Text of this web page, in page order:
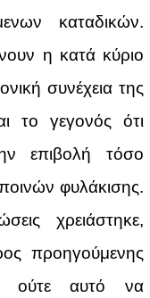
καταδικών.
η κατά κύριο
συνέχεια της
το γεγονός ότι
επιβολή τόσο
φυλάκισης.
χρειάστηκε,
προηγούμενης
ούτε αυτό να